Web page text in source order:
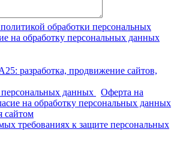
обработки персональных
на обработку персональных данных
разработка, продвижение сайтов,
данных
Оферта на
на обработку персональных данных
сайтом
требованиях к защите персональных